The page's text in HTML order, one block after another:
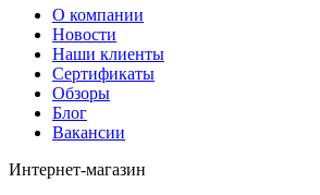
О компании
Новости
Наши клиенты
Сертификаты
Обзоры
Блог
Вакансии
Интернет-магазин